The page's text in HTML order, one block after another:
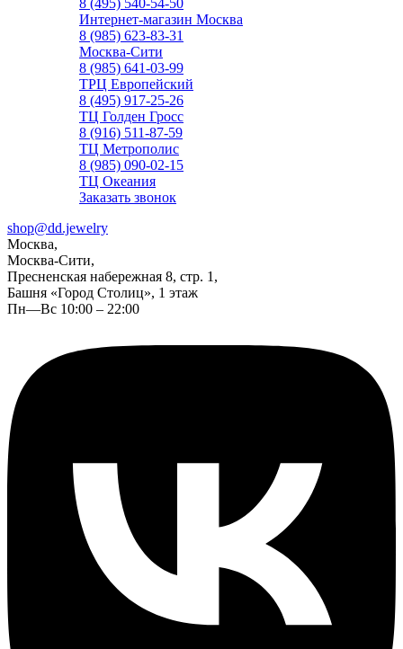
8 (495) 540-54-50
Интернет-магазин Москва
8 (985) 623-83-31
Москва-Сити
8 (985) 641-03-99
ТРЦ Европейский
8 (495) 917-25-26
ТЦ Голден Гросс
8 (916) 511-87-59
ТЦ Метрополис
8 (985) 090-02-15
ТЦ Океания
Заказать звонок
shop@dd.jewelry
Москва,
Москва-Сити,
Пресненская набережная 8, стр. 1,
Башня «Город Столиц», 1 этаж
Пн—Вс 10:00 – 22:00